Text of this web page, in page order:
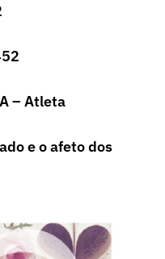
– Atleta
e o afeto dos